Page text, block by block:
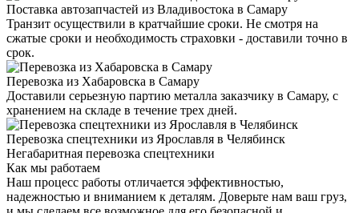
Поставка автозапчастей из Владивостока в Самару
Транзит осуществили в кратчайшие сроки. Не смотря на
сжатые сроки и необходимость страховки - доставили точно в
срок.
Перевозка из Хабаровска в Самару
Доставили серьезную партию металла заказчику в Самару, с
хранением на складе в течение трех дней.
Перевозка спецтехники из Ярославля в Челябинск
Негабаритная перевозка спецтехники
Как мы работаем
Наш процесс работы отличается эффективностью,
надежностью и вниманием к деталям. Доверьте нам ваш груз,